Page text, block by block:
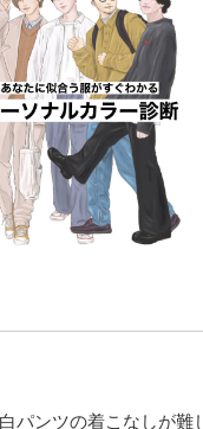
白パンツの着こなしが難